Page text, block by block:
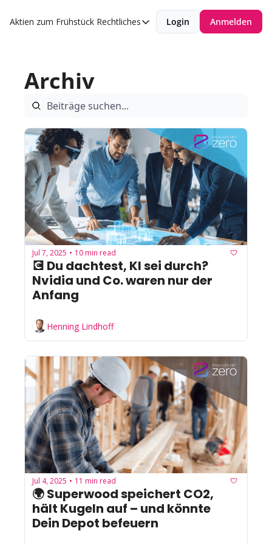
Aktien zum Frühstück Rechtliches
Rechtliches
Login Anmelden
Archiv
Jul 7, 2025 • 10 min read
💽 Du dachtest, KI sei durch?
Nvidia und Co. waren nur der
Anfang
Henning Lindhoff
Jul 4, 2025 • 11 min read
🌍 Superwood speichert CO2,
hält Kugeln auf – und könnte
Dein Depot befeuern